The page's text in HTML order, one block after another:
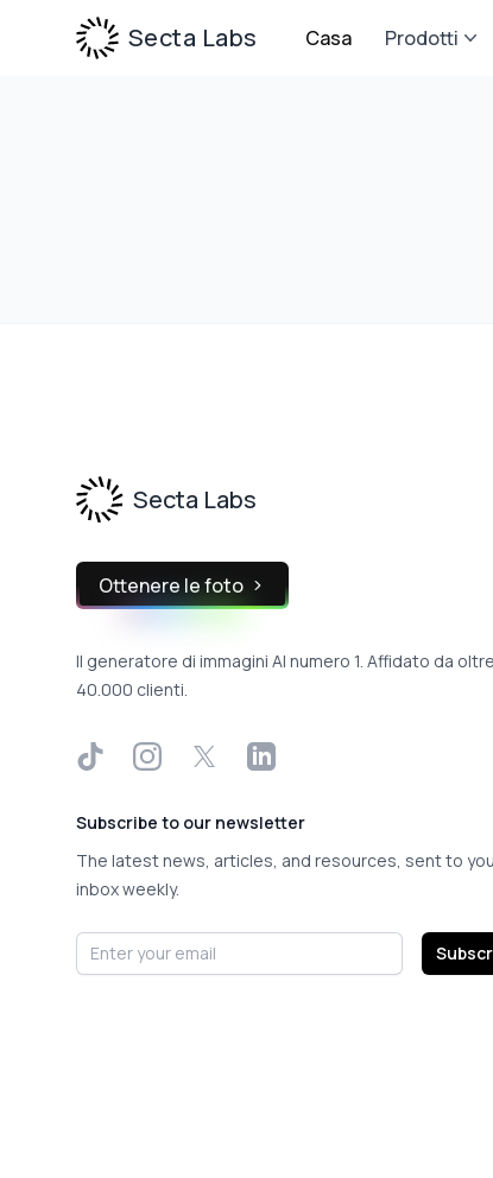
Secta Labs Casa Prodotti
Secta Labs
Ottenere le foto
Il generatore di immagini AI numero 1. Affidato da oltre
40.000 clienti.
TikTokInstagram
X LinkedIn
Subscribe to our newsletter
The latest news, articles, and resources, sent to
inbox weekly.
Email address